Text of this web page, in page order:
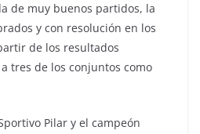
de muy buenos partidos, la
y con resolución en los
de los resultados
tres de los conjuntos como
Pilar y el campeón